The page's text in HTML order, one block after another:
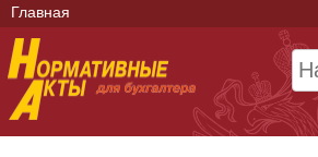
Главная